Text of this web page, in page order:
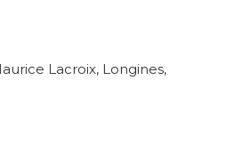
Lacroix, Longines,